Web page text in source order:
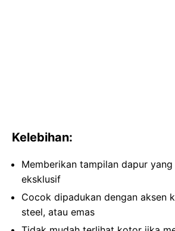
Kelebihan:
Memberikan tampilan dapur
eksklusif
Cocok dipadukan dengan aksen
steel, atau emas